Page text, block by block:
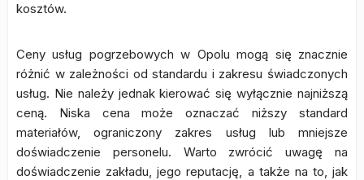
kosztów.
Ceny usług pogrzebowych w Opolu mogą się znacznie
różnić w zależności od standardu i zakresu świadczonych
usług. Nie należy jednak kierować się wyłącznie najniższą
ceną. Niska cena może oznaczać niższy standard
materiałów, ograniczony zakres usług lub mniejsze
doświadczenie personelu. Warto zwrócić uwagę na
doświadczenie zakładu, jego reputację, a także na to, jak